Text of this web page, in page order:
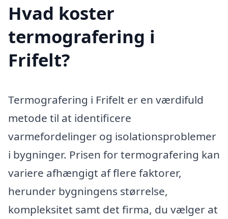
Hvad koster
termografering i
Frifelt?
Termografering i Frifelt er en værdifuld
metode til at identificere
varmefordelinger og isolationsproblemer
i bygninger. Prisen for termografering kan
variere afhængigt af flere faktorer,
herunder bygningens størrelse,
kompleksitet samt det firma, du vælger at